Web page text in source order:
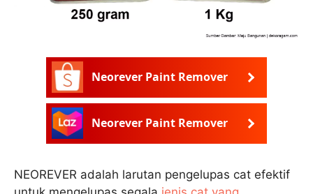
Neorever Paint Remover
Neorever Paint Remover
NEOREVER adalah larutan pengelupas cat efektif